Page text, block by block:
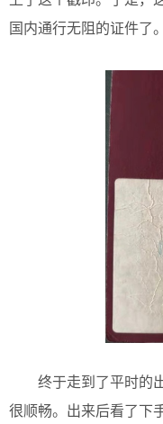
国内通行无阻的证件了。
终于走到了平时的
很顺畅。出来后看了下